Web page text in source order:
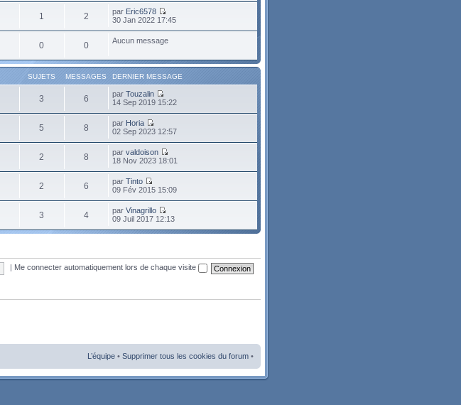
1 2 par Eric6578
30 Jan 2022 17:45
0 0 Aucun message
SUJETS MESSAGES DERNIER MESSAGE
3 6 parTouzalin
14 Sep 2019 15:22
5 8 par Horia
02 Sep 2023 12:57
2 8 parvaldoison
18 Nov 2023 18:01
2 6 parTinto
09 Fév 2015 15:09
3 4 parVinagrillo
09 Juil 2017 12:13
Me connecter automatiquement lors de chaque visite
L’équipe • Supprimer tous les cookies du forum •